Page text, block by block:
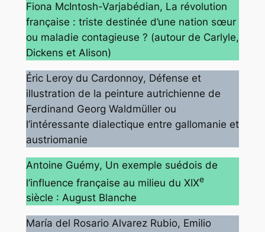
Fiona McIntosh-Varjabédian, La révolution
française : triste destinée d’une nation sœur
ou maladie contagieuse ? (autour de Carlyle,
Dickens et Alison)
Éric Leroy du Cardonnoy, Défense et
illustration de la peinture autrichienne de
Ferdinand Georg Waldmüller ou
l’intéressante dialectique entre gallomanie et
austriomanie
Antoine Guémy, Un exemple suédois de
l’influence française au milieu du XIXe
siècle : August Blanche
María del Rosario Alvarez Rubio, Emilio